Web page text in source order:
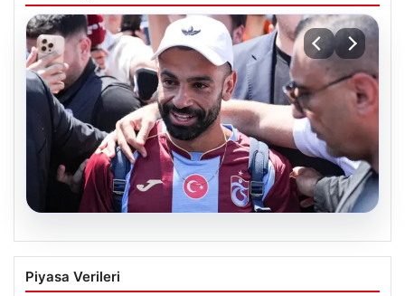
05.08.2026
Mohamed Salah Trabzon’da Coşkuyla
Karşılandı
Piyasa Verileri